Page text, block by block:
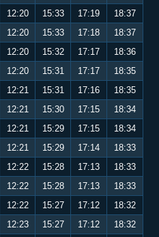
12:20 15:33 17:19
18:37
12:20 15:33 17:18
18:37
12:20 15:32 17:17
18:36
12:20 15:31 17:17
18:35
12:21 15:31 17:16
18:35
12:21 15:30 17:15
18:34
12:21 15:29 17:15
18:34
12:21 15:29 17:14
18:33
12:22 15:28 17:13
18:33
12:22 15:28 17:13
18:33
12:22 15:27 17:12
18:32
12:23 15:27 17:12
18:32